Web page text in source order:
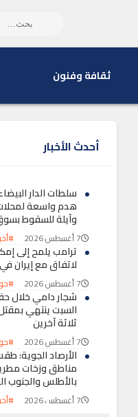
ثقافة وفنون
أحدث الأخبار
سلطات الدار
هدم واسعة
وآيلة للسقوط
7 أغسطس 2026
ترامب يلمح إلى
لاتفاق مع إيران
7 أغسطس 2026
شجار دامي خلال
السبت ينتهي
ثلاثة آخرين
7 أغسطس 2026
الأرصاد الجوية:
مناطق وزخات
بالأطلس والجنوب
7 أغسطس 2026